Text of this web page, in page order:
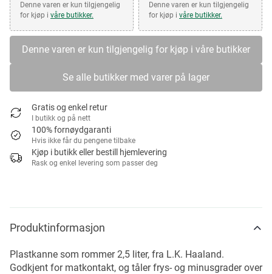
Denne varen er kun tilgjengelig
for kjøp i våre butikker.
Denne varen er kun tilgjengelig
for kjøp i våre butikker.
Denne varen er kun tilgjengelig for kjøp i våre butikker
Se alle butikker med varer på lager
Gratis og enkel retur
I butikk og på nett
100% fornøydgaranti
Hvis ikke får du pengene tilbake
Kjøp i butikk eller bestill hjemlevering
Rask og enkel levering som passer deg
Produktinformasjon
Plastkanne som rommer 2,5 liter, fra L.K. Haaland.
Godkjent for matkontakt, og tåler frys- og minusgrader over